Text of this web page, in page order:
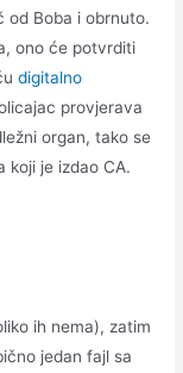
od Boba i obrnuto.
ono će potvrditi
digitalno
provjerava
organ, tako se
koji je izdao CA.
ih nema), zatim
jedan fajl sa